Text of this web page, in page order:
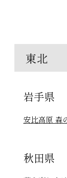
東北
岩手県
安比高原 森
秋田県